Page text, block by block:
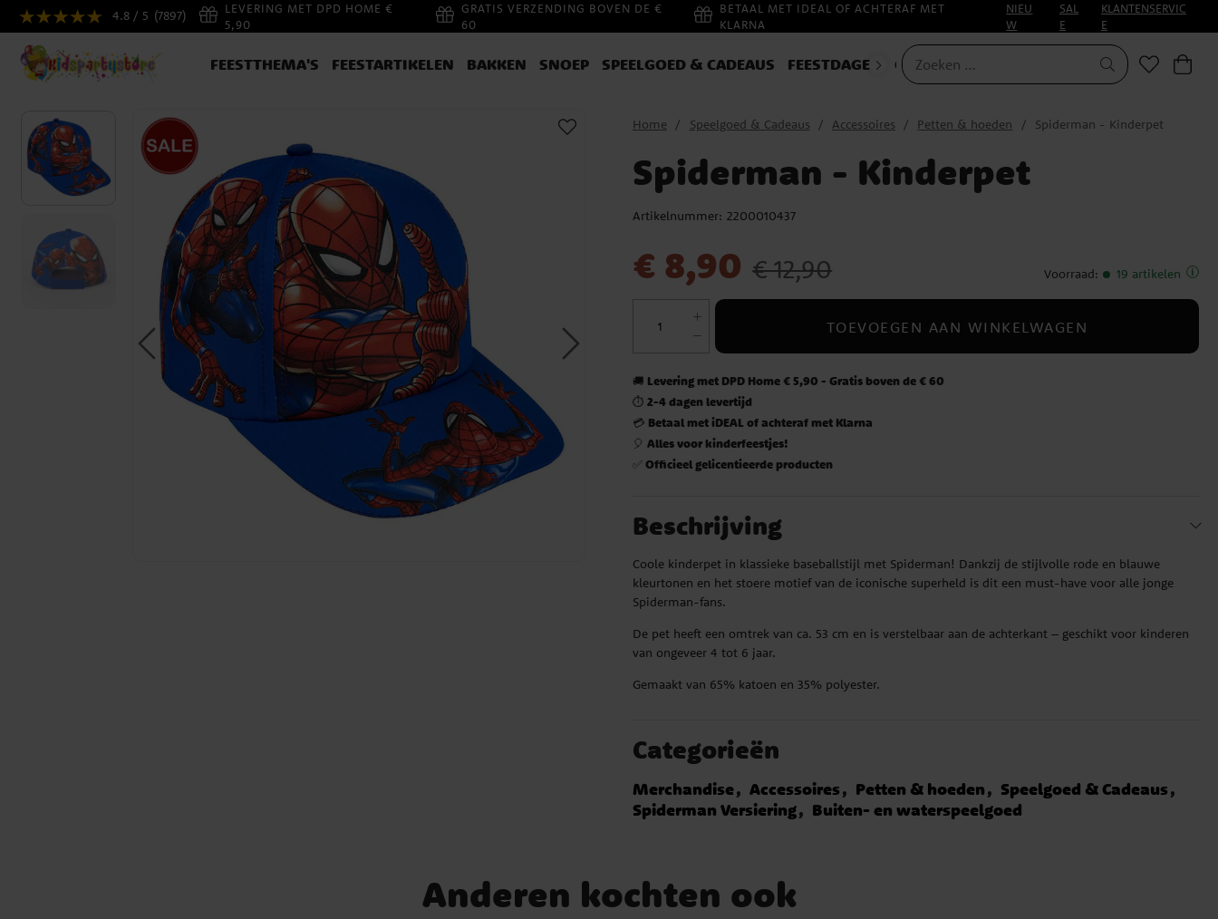
4.8 / 5 (7897)
LEVERING MET DPD HOME €
5,90
GRATIS VERZENDING BOVEN DE €
60
BETAAL MET IDEAL OF ACHTERAF MET
KLARNA
NIEU
W
SAL
E
KLANTENSERVIC
E
FEESTTHEMA'S FEESTARTIKELEN BAKKEN SNOEP SPEELGOED & CADEAUS FEESTDAGEN CARNAVAL
Home Speelgoed & Cadeaus Accessoires Petten & hoeden Spiderman - Kinderpet
Spiderman - Kinderpet
Artikelnummer: 2200010437
€ 8,90 € 12,90 Voorraad: 19 artikelen
TOEVOEGEN AAN WINKELWAGEN
🚚 Levering met DPD Home € 5,90 - Gratis boven de € 60
⏱️2-4 dagen levertijd
💳 Betaal met iDEAL of achteraf met Klarna
🎈Alles voor kinderfeestjes!
✅Officieel gelicentieerde producten
Beschrijving
Coole kinderpet in klassieke baseballstijl met Spiderman! Dankzij de stijlvolle rode en blauwe
kleurtonen en het stoere motief van de iconische superheld is dit een must-have voor alle jonge
Spiderman-fans.
De pet heeft een omtrek van ca. 53 cm en is verstelbaar aan de achterkant – geschikt voor kinderen
van ongeveer 4 tot 6 jaar.
Gemaakt van 65% katoen en 35% polyester.
Categorieën
Merchandise Accessoires Petten & hoeden
Speelgoed & Cadeaus
Spiderman Versiering
Buiten- en waterspeelgoed
Anderen kochten ook